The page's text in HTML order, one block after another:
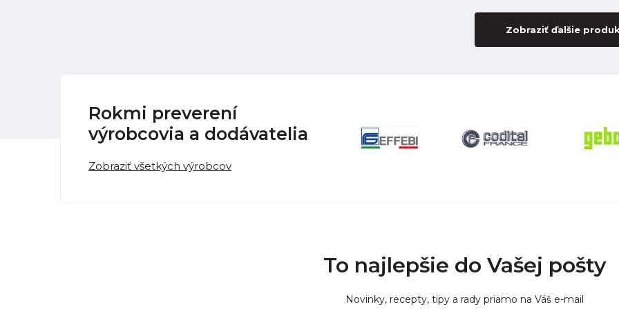
Zobraziť ďalšie
Rokmi preverení
výrobcovia a dodávatelia
Zobraziť všetkých výrobcov
To najlepšie do Vašej pošty
Novinky, recepty, tipy a rady priamo na Váš e-mail